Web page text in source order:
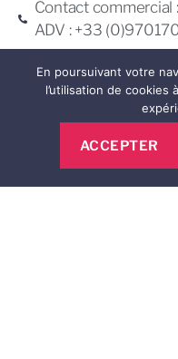
Contact
ADV : +33
75002 PARIS
Contactez-nous
En poursuivant votre
l’utilisation de cookies
ACCEPTER